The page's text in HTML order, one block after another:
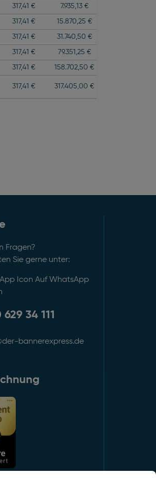
317,41 € 7.935,13 €
317,41 € 15.870,25 €
317,41 € 31.740,50 €
317,41 € 79.351,25 €
317,41 €
158.702,50 €
317,41 € 317.405,00 €
Fragen?
Sie gerne unter:
Auf WhatsApp
34 111
bannerexpress.de